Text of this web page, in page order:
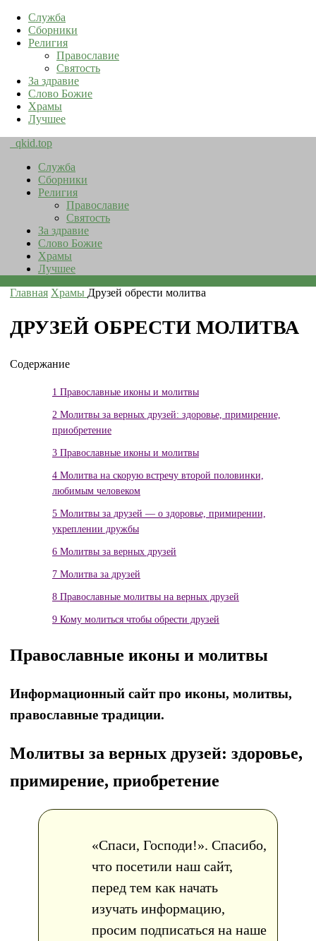
Служба
Сборники
Религия
Православие
Святость
За здравие
Слово Божие
Храмы
Лучшее
qkid.top
Служба
Сборники
Религия
Православие
Святость
За здравие
Слово Божие
Храмы
Лучшее
Главная Храмы Друзей обрести молитва
ДРУЗЕЙ ОБРЕСТИ МОЛИТВА
Содержание
1 Православные иконы и молитвы
2 Молитвы за верных друзей: здоровье, примирение,
приобретение
3 Православные иконы и молитвы
4 Молитва на скорую встречу второй половинки,
любимым человеком
5 Молитвы за друзей — о здоровье, примирении,
укреплении дружбы
6 Молитвы за верных друзей
7 Молитва за друзей
8 Православные молитвы на верных друзей
9 Кому молиться чтобы обрести друзей
Православные иконы и молитвы
Информационный сайт про иконы, молитвы,
православные традиции.
Молитвы за верных друзей: здоровье,
примирение, приобретение
«Спаси, Господи!». Спасибо,
что посетили наш сайт,
перед тем как начать
изучать информацию,
просим подписаться на наше